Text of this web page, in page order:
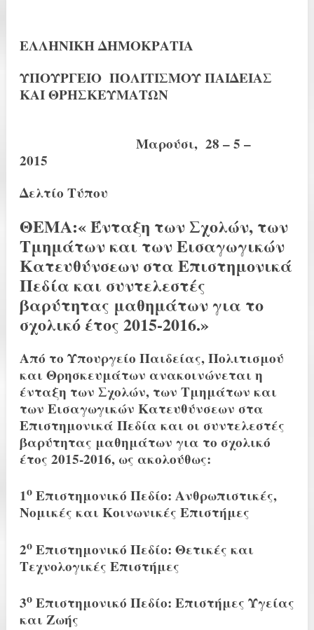
ΕΛΛΗΝΙΚΗ ΔΗΜΟΚΡΑΤΙΑ
ΥΠΟΥΡΓΕΙΟ ΠΟΛΙΤΙΣΜΟΥ ΠΑΙΔΕΙΑΣ
ΚΑΙ ΘΡΗΣΚΕΥΜΑΤΩΝ
Μαρούσι, 28 – 5 –
2015
Δελτίο Τύπου
ΘΕΜΑ:« Ένταξη των Σχολών, των
Τμημάτων και των Εισαγωγικών
Κατευθύνσεων στα Επιστημονικά
Πεδία και συντελεστές
βαρύτητας μαθημάτων για το
σχολικό έτος 2015-2016.»
Από το Υπουργείο Παιδείας, Πολιτισμού
και Θρησκευμάτων ανακοινώνεται η
ένταξη των Σχολών, των Τμημάτων και
των Εισαγωγικών Κατευθύνσεων στα
Επιστημονικά Πεδία και οι συντελεστές
βαρύτητας μαθημάτων για το σχολικό
έτος 2015-2016, ως ακολούθως:
1οΕπιστημονικό Πεδίο: Ανθρωπιστικές,
Νομικές και Κοινωνικές Επιστήμες
2οΕπιστημονικό Πεδίο: Θετικές και
Τεχνολογικές Επιστήμες
3οΕπιστημονικό Πεδίο: Επιστήμες Υγείας
και Ζωής